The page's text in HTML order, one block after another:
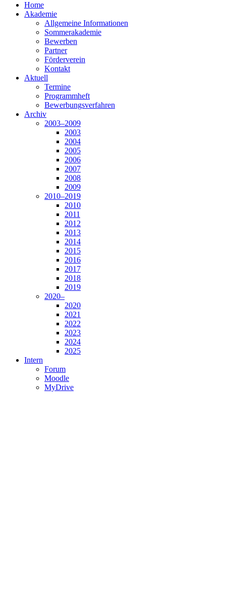
Home
Akademie
Allgemeine Informationen
Sommerakademie
Bewerben
Partner
Förderverein
Kontakt
Aktuell
Termine
Programmheft
Bewerbungsverfahren
Archiv
2003–2009
2003
2004
2005
2006
2007
2008
2009
2010–2019
2010
2011
2012
2013
2014
2015
2016
2017
2018
2019
2020–
2020
2021
2022
2023
2024
2025
Intern
Forum
Moodle
MyDrive